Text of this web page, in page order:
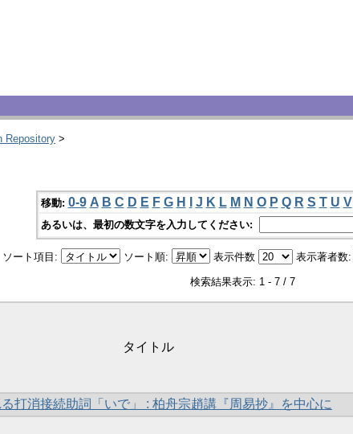
Repository >
移動: 0-9 A B C D E F G H J K L M N O P Q R S T U V
あるいは、最初の数文字を入力してください:
ソート項目: ソート順: 表示件数 表示著者数:
検索結果表示: 1 - 7 / 7
タイトル
打消接続助詞「いで」 : 柏舟宗趙講『周易抄』を中心に